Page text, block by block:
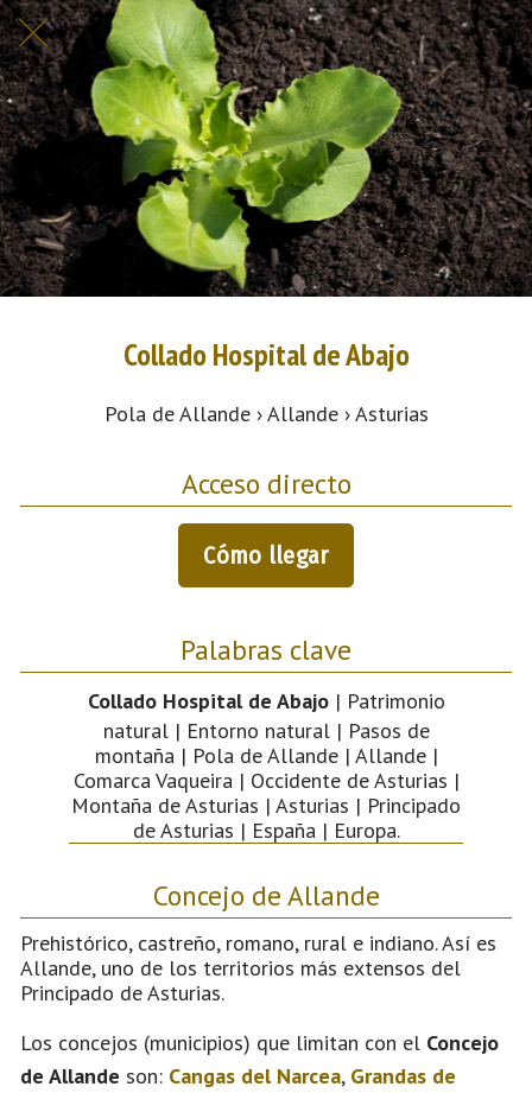
Collado Hospital de Abajo
Pola de Allande › Allande › Asturias
Acceso directo
Cómo llegar
Palabras clave
Collado Hospital de Abajo| Patrimonio
natural | Entorno natural | Pasos de
montaña | Pola de Allande | Allande |
Comarca Vaqueira | Occidente de Asturias |
Montaña de Asturias | Asturias | Principado
de Asturias | España | Europa.
Concejo de Allande
Prehistórico, castreño, romano, rural e indiano. Así es
Allande, uno de los territorios más extensos del
Principado de Asturias.
Los concejos (municipios) que limitan con el Concejo
de Allande son: Cangas del Narcea, Grandas de